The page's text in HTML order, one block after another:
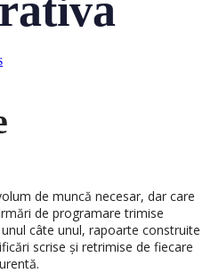
de muncă necesar, dar care
de programare trimise
câte unul, rapoarte construite
scrise și retrimise de fiecare